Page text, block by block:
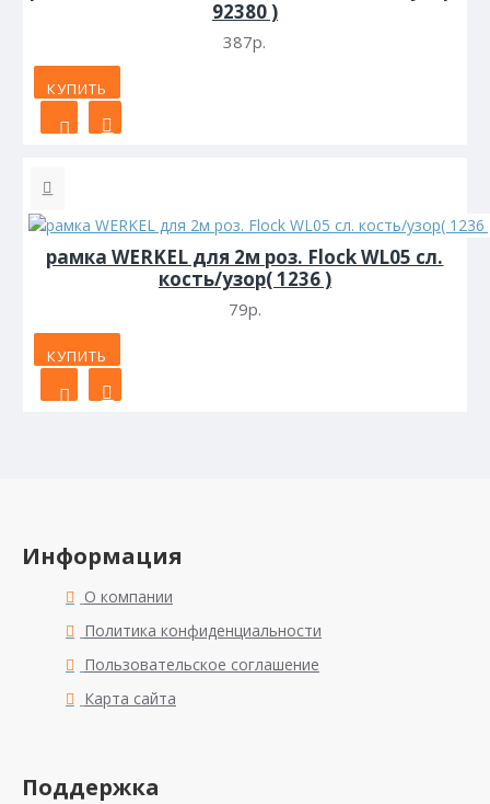
92380 )
387р.
КУПИТЬ
рамка WERKEL для 2м роз. Flock WL05 сл.
кость/узор( 1236 )
79р.
КУПИТЬ
Информация
О компании
Политика конфиденциальности
Пользовательское соглашение
Карта сайта
Поддержка